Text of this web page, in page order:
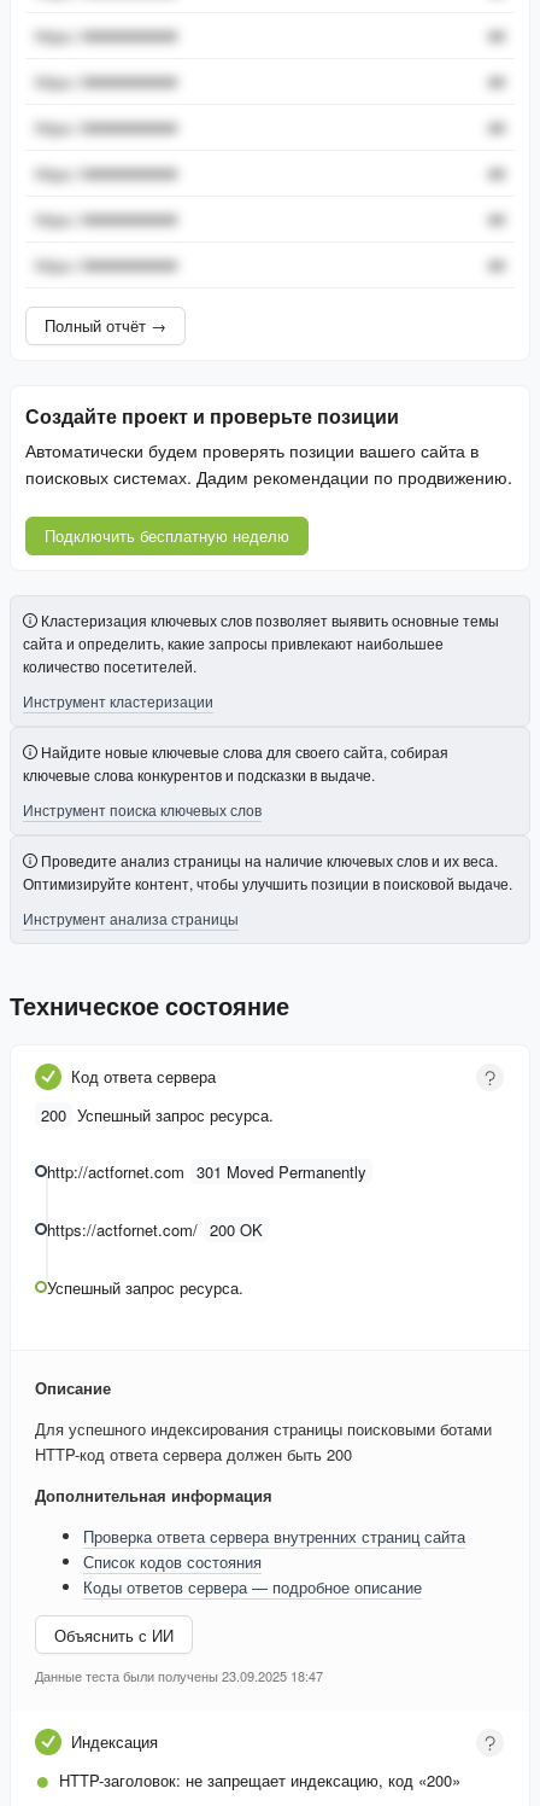
https://###########
##
https://###########
##
https://###########
##
https://###########
##
https://###########
##
https://###########
##
Полный отчёт →
Создайте проект и проверьте позиции
Автоматически будем проверять позиции вашего сайта в
поисковых системах. Дадим рекомендации по продвижению.
Подключить бесплатную неделю
Кластеризация ключевых слов позволяет выявить основные темы
сайта и определить, какие запросы привлекают наибольшее
количество посетителей.
Инструмент кластеризации
Найдите новые ключевые слова для своего сайта, собирая
ключевые слова конкурентов и подсказки в выдаче.
Инструмент поиска ключевых слов
Проведите анализ страницы на наличие ключевых слов и их веса.
Оптимизируйте контент, чтобы улучшить позиции в поисковой выдаче.
Инструмент анализа страницы
Техническое состояние
Код ответа сервера
200 Успешный запрос ресурса.
http://actfornet.com 301 Moved Permanently
https://actfornet.com/ 200 OK
Успешный запрос ресурса.
Описание
Для успешного индексирования страницы поисковыми ботами
HTTP-код ответа сервера должен быть 200
Дополнительная информация
Проверка ответа сервера внутренних страниц сайта
Список кодов состояния
Коды ответов сервера — подробное описание
Объяснить с ИИ
Данные теста были получены 23.09.2025 18:47
Индексация
HTTP-заголовок: не запрещает индексацию, код «200»